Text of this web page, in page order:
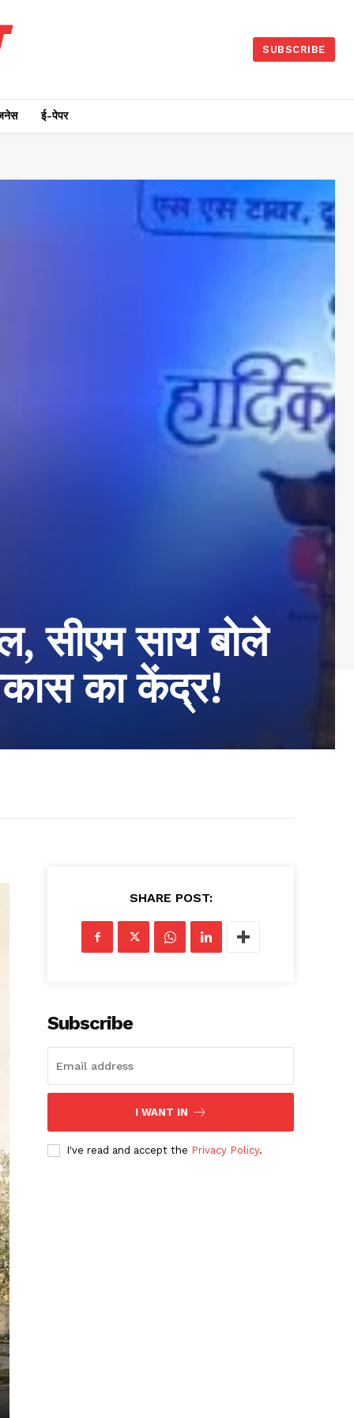
SUBSCRIBE
ई-पेपर
सीएम साय बोले
का केंद्र!
SHARE POST:
Subscribe
I WANT IN
I've read and accept the Privacy Policy.